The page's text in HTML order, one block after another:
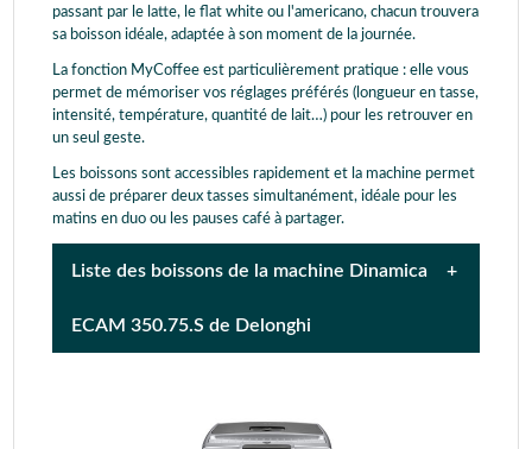
passant par le latte, le flat white ou l'americano, chacun trouvera
sa boisson idéale, adaptée à son moment de la journée.
La fonction MyCoffee est particulièrement pratique : elle vous
permet de mémoriser vos réglages préférés (longueur en tasse,
intensité, température, quantité de lait…) pour les retrouver en
un seul geste.
Les boissons sont accessibles rapidement et la machine permet
aussi de préparer deux tasses simultanément, idéale pour les
matins en duo ou les pauses café à partager.
Liste des boissons de la machine Dinamica
ECAM 350.75.S de Delonghi
Café long